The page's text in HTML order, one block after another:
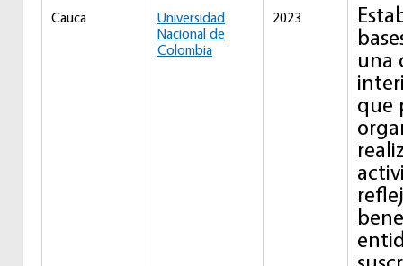
Cauca
Universidad
Nacional de
Colombia
2023
una
que